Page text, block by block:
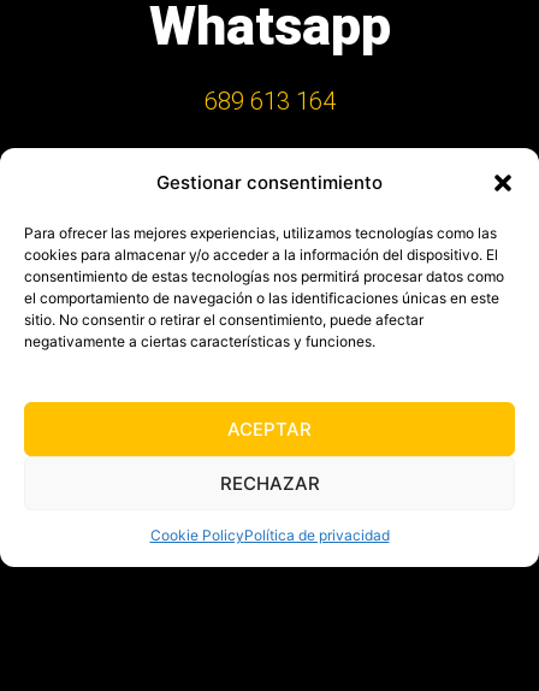
Gestionar consentimiento
Para ofrecer las mejores experiencias, utilizamos tecnologías como las
cookies para almacenar y/o acceder a la información del dispositivo. El
consentimiento de estas tecnologías nos permitirá procesar datos como
el comportamiento de navegación o las identificaciones únicas en este
sitio. No consentir o retirar el consentimiento, puede afectar
negativamente a ciertas características y funciones.
ACEPTAR
RECHAZAR
Cookie PolicyPolítica de privacidad
Whatsapp
689 613 164
E-mail
info@academiaintegra.com
Síguenos
Calle Maestro Ángel Llorca, 6, Madrid (a 2 minutos